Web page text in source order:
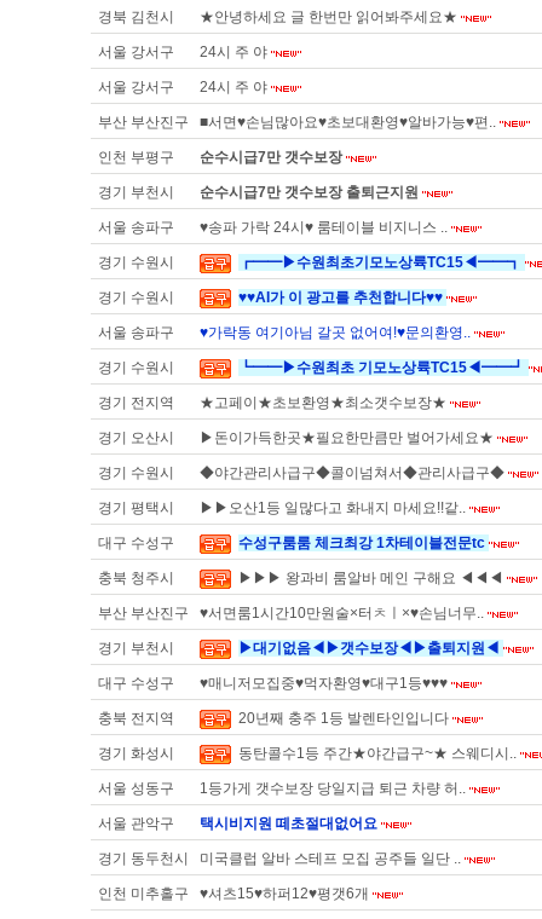
경북 김천시 ★안녕하세요 글 한번만 읽어봐주세요★
서울 강서구 24시 주 야
서울 강서구 24시 주 야
부산 부산진구 ■서면♥손님많아요♥초보대환영♥알바가능♥편..
인천 부평구 순수시급7만 갯수보장
경기 부천시 순수시급7만 갯수보장 출퇴근지원
서울 송파구 ♥송파 가락 24시♥ 룸테이블 비지니스 ..
경기 수원시 ┏━━▶수원최초기모노상륙TC15◀━━┓
경기 수원시 ♥♥AI가 이 광고를 추천합니다♥♥
서울 송파구 ♥가락동 여기아님 갈곳 없어여!♥문의환영..
경기 수원시 ┗━━▶수원최초 기모노상륙TC15◀━━┛
경기 전지역 ★고페이★초보환영★최소갯수보장★
경기 오산시 ▶돈이가득한곳★필요한만큼만 벌어가세요★
경기 수원시 ◆야간관리사급구◆콜이넘쳐서◆관리사급구◆
경기 평택시 ▶▶오산1등 일많다고 화내지 마세요!!같..
대구 수성구 수성구룸룸 체크최강 1차테이블전문tc
충북 청주시 ▶▶▶ 왕과비 룸알바 메인 구해요 ◀◀◀
부산 부산진구 ♥서면룸1시간10만원술×터ㅊㅣ×♥손님너무..
경기 부천시 ▶대기없음◀▶갯수보장◀▶출퇴지원◀
대구 수성구 ♥매니저모집중♥먹자환영♥대구1등♥♥♥
충북 전지역 20년째 충주 1등 발렌타인입니다
경기 화성시 동탄콜수1등 주간★야간급구~★ 스웨디시..
서울 성동구 1등가게 갯수보장 당일지급 퇴근 차량 허..
서울 관악구 택시비지원 떼초절대없어요
경기 동두천시 미국클럽 알바 스테프 모집 공주들 일단 ..
인천 미추홀구 ♥셔츠15♥하퍼12♥평갯6개